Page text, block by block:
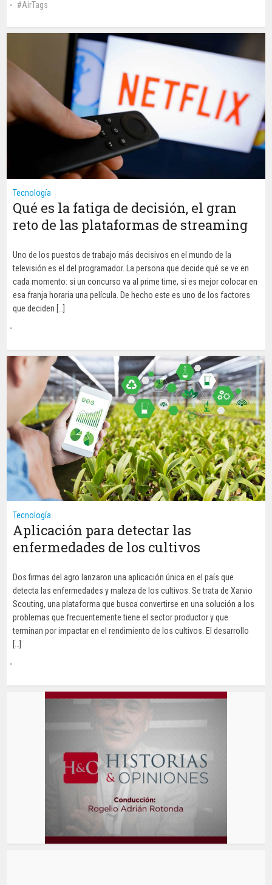
AirTags
Tecnología
Qué es la fatiga de decisión, el gran
reto de las plataformas de streaming
Uno de los puestos de trabajo más decisivos en el mundo de la
televisión es el del programador. La persona que decide qué se ve en
cada momento: si un concurso va al prime time, si es mejor colocar en
esa franja horaria una película. De hecho este es uno de los factores
que deciden […]
Tecnología
Aplicación para detectar las
enfermedades de los cultivos
Dos firmas del agro lanzaron una aplicación única en el país que
detecta las enfermedades y maleza de los cultivos. Se trata de Xarvio
Scouting, una plataforma que busca convertirse en una solución a los
problemas que frecuentemente tiene el sector productor y que
terminan por impactar en el rendimiento de los cultivos. El desarrollo
[…]